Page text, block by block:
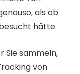
als ob
hätte.
Sie sammeln,
von